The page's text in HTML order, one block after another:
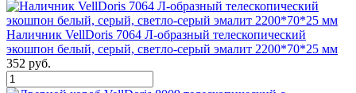
Наличник VellDoris 7064 Л-образный телескопический
экошпон белый, серый, светло-серый эмалит 2200*70*25 мм
352 руб.